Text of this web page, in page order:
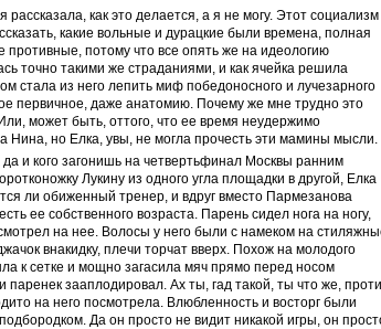
как это делается, а я не могу. Этот социализм
какие вольные и дурацкие были времена, полная
потому что все опять же на идеологию
точно такими же страданиями, и как ячейка решила
стала из него лепить миф победоносного и лучезарного
первичное, даже анатомию. Почему же мне трудно это
может быть, оттого, что ее время неудержимо
Нина, но Елка, увы, не могла прочесть эти мамины мысли.
и кого загонишь на четвертьфинал Москвы ранним
Лукину из одного угла площадки в другой, Елка
ли обиженный тренер, и вдруг вместо Пармезанова
ее собственного возраста. Парень сидел нога на ногу,
на нее. Волосы у него были с намеком на
внакидку, плечи торчат вверх. Похож на молодого
к сетке и мощно загасила мяч прямо перед носом
зааплодировал. Ах ты, гад такой, ты что же,
на него посмотрела. Влюбленность и восторг были
Да он просто не видит никакой игры, он